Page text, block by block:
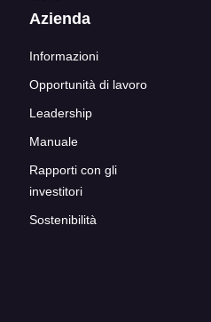
Azienda
Informazioni
Opportunità di lavoro
Leadership
Manuale
Rapporti con gli
investitori
Sostenibilità